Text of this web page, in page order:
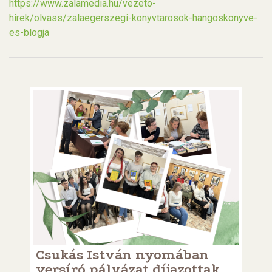
https://www.zalamedia.hu/vezeto-
hirek/olvass/zalaegerszegi-konyvtarosok-hangoskonyve-
es-blogja
Csukás István nyomában